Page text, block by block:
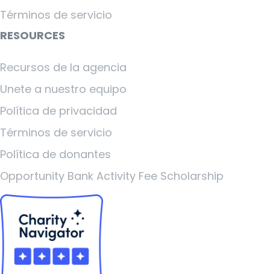
Términos de servicio
RESOURCES
Recursos de la agencia
Unete a nuestro equipo
Política de privacidad
Términos de servicio
Política de donantes
Opportunity Bank Activity Fee Scholarship